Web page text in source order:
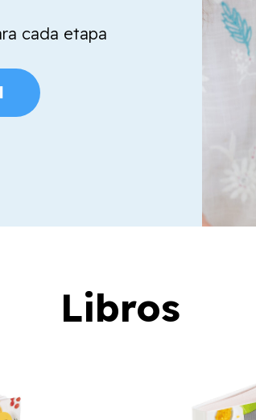
cada etapa
Libros